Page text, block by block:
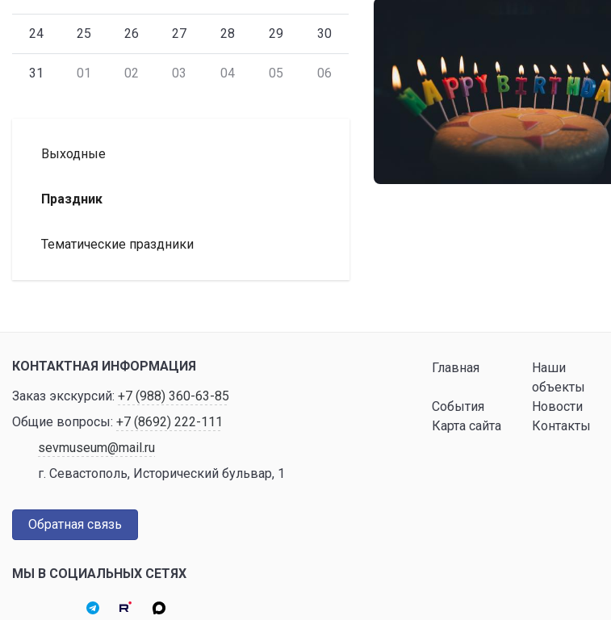
24 25 26 27 28 29 30
31 01 02 03 04 05 06
Выходные
Праздник
Тематические праздники
КОНТАКТНАЯ ИНФОРМАЦИЯ
Заказ экскурсий: +7 (988) 360-63-85
Общие вопросы: +7 (8692) 222-111
sevmuseum@mail.ru
г. Севастополь, Исторический бульвар, 1
Обратная связь
МЫ В СОЦИАЛЬНЫХ СЕТЯХ
Главная
Наши
объекты
События
Новости
Карта сайта
Контакты